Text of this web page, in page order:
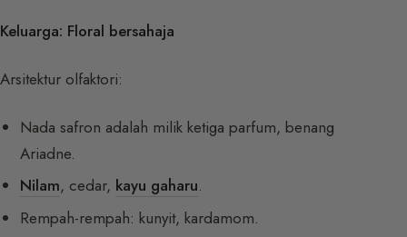
Keluarga: Floral bersahaja
Arsitektur olfaktori:
Nada safron adalah milik ketiga parfum, benang
Ariadne.
Nilam, cedar, kayu gaharu.
Rempah-rempah: kunyit, kardamom.